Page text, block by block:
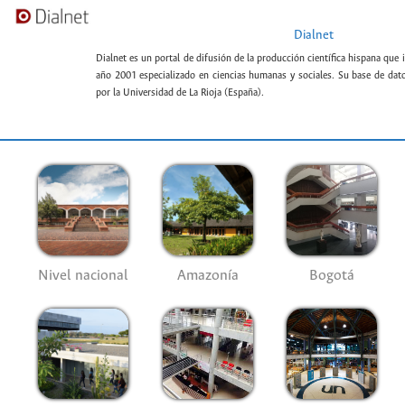
Dialnet
Dialnet es un portal de difusión de la producción científica hispana
año 2001 especializado en ciencias humanas y sociales. Su base de
por la Universidad de La Rioja (España).
Nivel nacional Amazonía Bogotá